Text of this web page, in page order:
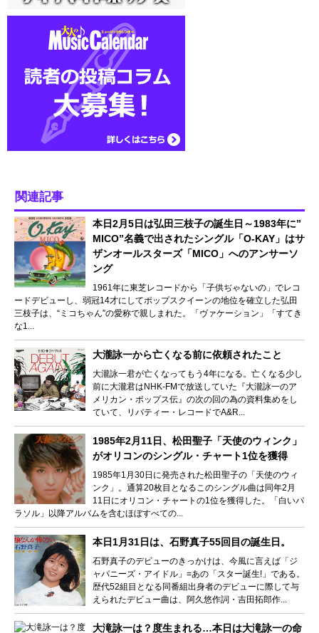
関連記事
本日2月5日は弘田三枝子の誕生日～1983年に”
MICO”名義で出されたシングル「O-KAY」はサ
ザンオールスターズ「MICO」へのアンサーソ
ング
1961年に東芝レコードから「子供ぢゃないの」でレコ
ードデビューし、弱冠14才にしてポップスクイーンの地位を確立した弘田
三枝子は、“ミコちゃん”の愛称で親しまれた。「ヴァケーション」「すてき
な1...
大瀧詠一から亡くなる前に依頼されたこと
大瀧詠一君が亡くなってもう4年になる。亡くなる少し
前に大瀧君はNHK-FMで放送していた『大瀧詠一のア
メリカン・ポップス伝』の次の回の為の資料集めをし
ていて、リバティー・レコードでA&R...
1985年2月11日、松田聖子「天使のウィンク」
がオリコンのシングル・チャート1位を獲得
1985年1月30日に発売された松田聖子の「天使のウィ
ンク」。通算20枚目となるこのシングル曲は同年2月
11日にオリコン・チャートの1位を獲得した。「白いパ
ラソル」以降アルバムを含むほぼすべての...
本日1月31日は、石野真子55回目の誕生日。
石野真子のデビューのきっかけは、今風に言えば「ジ
ャパニーズ・アイドル」=あの「スター誕生!」である。
歴代52組目となる同番組出身者のデビューに際して与
えられたデビュー曲は、阿久悠作詞・吉田拓郎作...
大滝詠一は？度生まれる…本日は大滝詠一の命